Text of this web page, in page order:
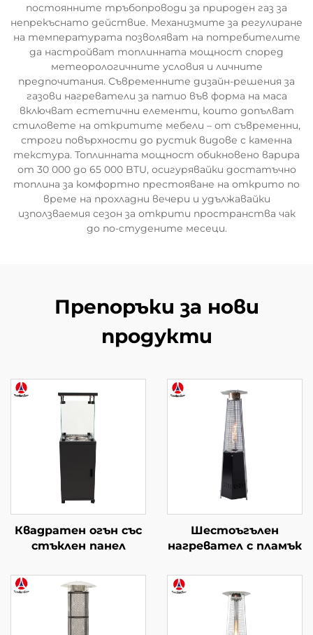
постоянните тръбопроводи за природен газ за
непрекъснато действие. Механизмите за регулиране
на температурата позволяват на потребителите
да настройват топлинната мощност според
метеорологичните условия и личните
предпочитания. Съвременните дизайн-решения за
газови нагреватели за патио във форма на маса
включват естетични елементи, които допълват
стиловете на откритите мебели – от съвременни,
строги повърхности до рустик видове с каменна
текстура. Топлинната мощност обикновено варира
от 30 000 до 65 000 BTU, осигурявайки достатъчно
топлина за комфортно престояване на открито по
време на прохладни вечери и удължавайки
използваемия сезон за открити пространства чак
до по-студените месеци.
Препоръки за нови
продукти
Квадратен огън със
стъклен панел
Шестоъгълен
нагревател с пламък